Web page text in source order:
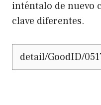
inténtalo de nuevo
clave diferentes.
Buscar: